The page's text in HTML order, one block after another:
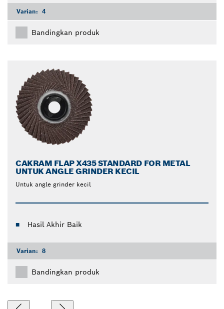
Varian: 4
Bandingkan produk
CAKRAM FLAP X435 STANDARD FOR METAL
UNTUK ANGLE GRINDER KECIL
Untuk angle grinder kecil
Hasil Akhir Baik
Varian: 8
Bandingkan produk